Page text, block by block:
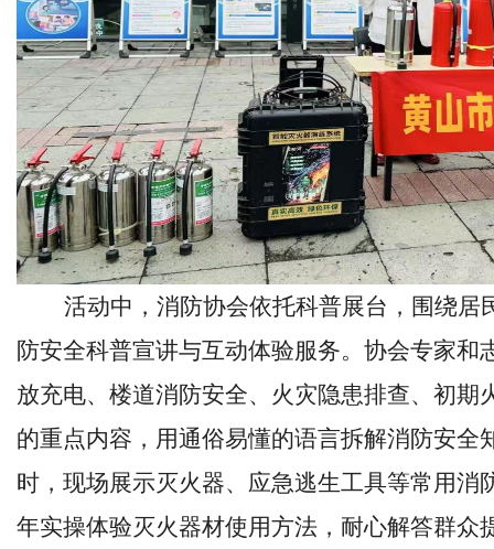
活动中，消防协会依托科普展台，围绕
防安全科普宣讲与互动体验服务。协会专家
放充电、楼道消防安全、火灾隐患排查、初期
的重点内容，用通俗易懂的语言拆解消防安全
时，现场展示灭火器、应急逃生工具等常用消
年实操体验灭火器材使用方法，耐心解答群众